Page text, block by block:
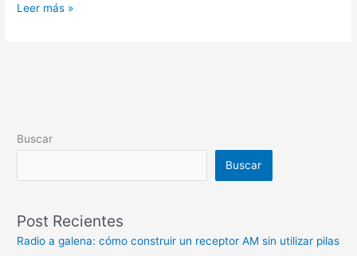
Leer más »
Buscar
Buscar
Post Recientes
Radio a galena: cómo construir un receptor AM sin utilizar pilas